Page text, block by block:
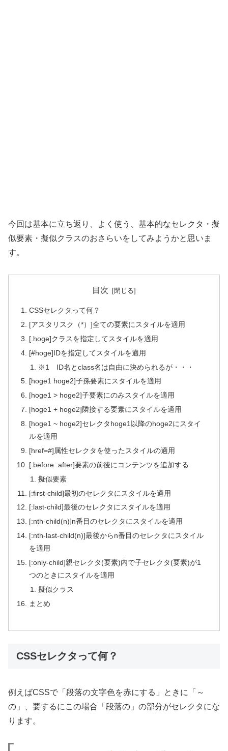
今回は基本に立ち返り、よく使う、基本的なセレクタ・擬
似要素・擬似クラスのおさらいをしてみようかと思いま
す。
目次
CSSセレクタって何？
[アスタリスク（*）]全ての要素にスタイルを適用
[.hoge]クラスを指定してスタイルを適用
[#hoge]IDを指定してスタイルを適用
※1 ID名とclass名は自由に決められるが・・・
[hoge1 hoge2]子孫要素にスタイルを適用
[hoge1 > hoge2]子要素にのみスタイルを適用
[hoge1 + hoge2]隣接する要素にスタイルを適用
[hoge1 ~ hoge2]セレクタhoge1以降のhoge2にスタイ
ルを適用
[href=#]属性セレクタを使ったスタイルの適用
[:before :after]要素の前後にコンテンツを追加する
擬似要素
[:first-child]最初のセレクタにスタイルを適用
[:last-child]最後のセレクタにスタイルを適用
[:nth-child(n)]n番目のセレクタにスタイルを適用
[:nth-last-child(n)]最後からn番目のセレクタにスタイル
を適用
[:only-child]親セレクタ(要素)内で子セレクタ(要素)が1
つのときにスタイルを適用
擬似クラス
まとめ
CSSセレクタって何？
例えばCSSで「段落の文字色を赤にする」ときに「～
の」、要するにこの場合「段落の」の部分がセレクタにな
ります。